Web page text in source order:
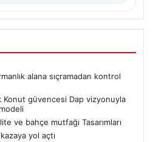
alana sıçramadan kontrol
Konut güvencesi Dap vizyonuyla
ve bahçe mutfağı Tasarımları
yol açtı